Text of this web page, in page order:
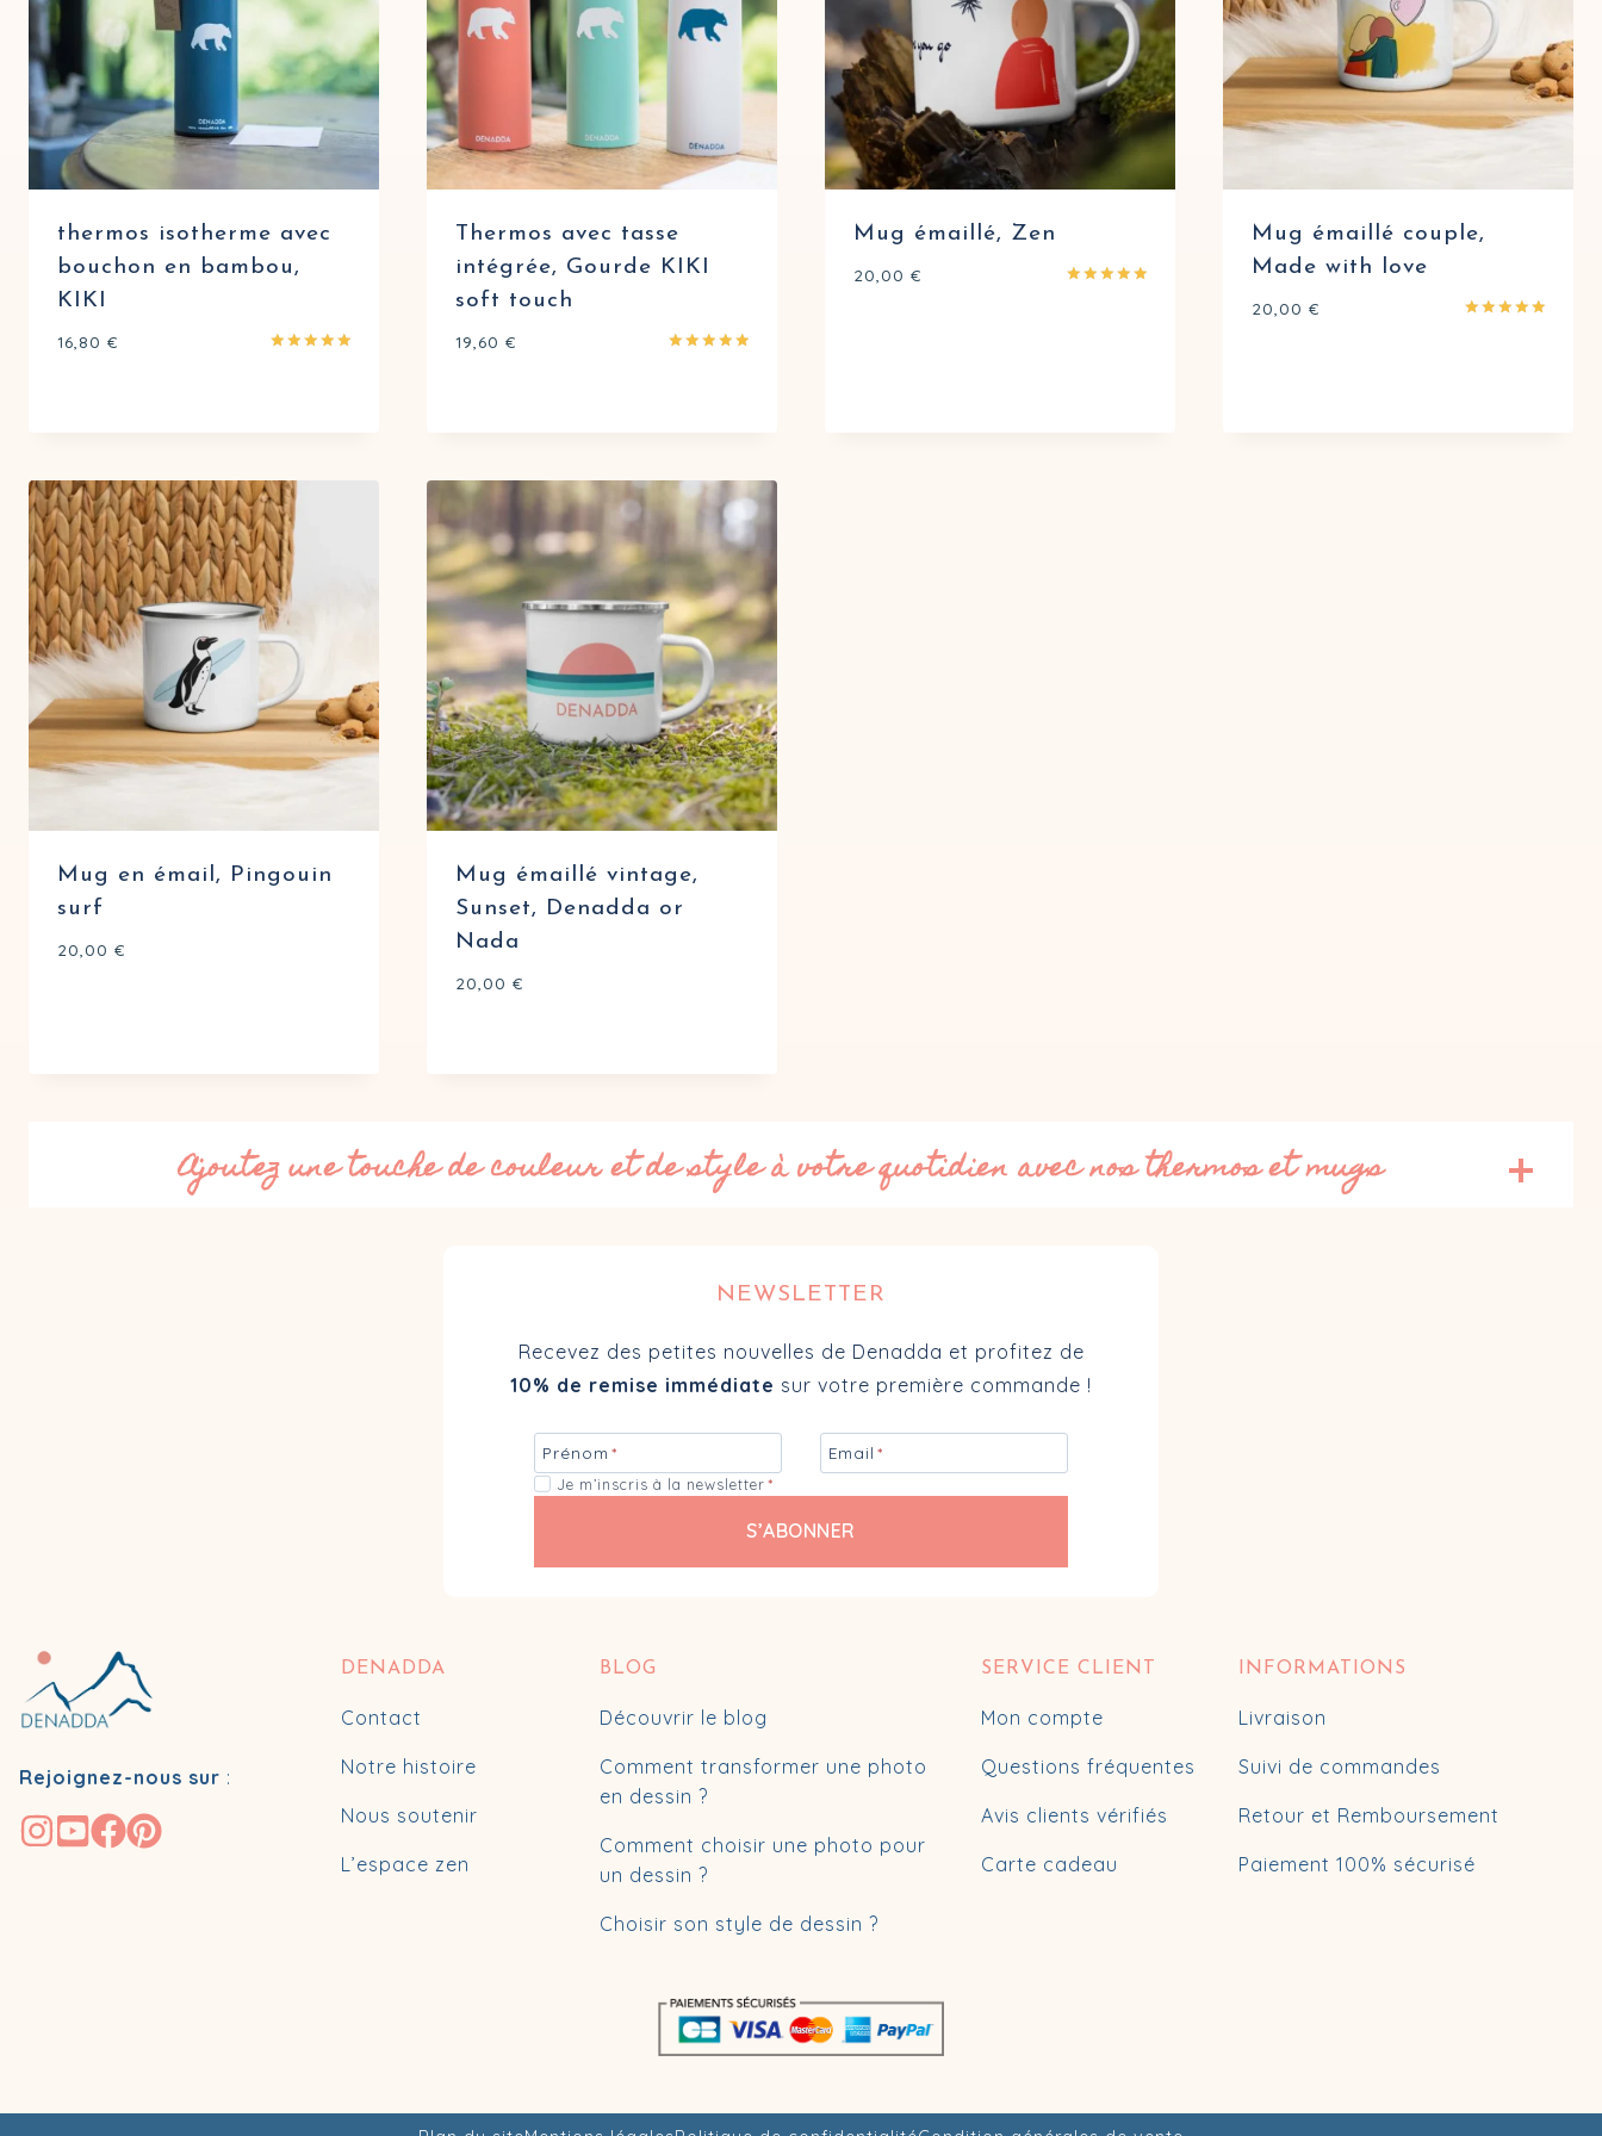
thermos isotherme avec
bouchon en bambou,
KIKI
16,80 €
Thermos avec tasse
intégrée, Gourde KIKI
soft touch
19,60 €
Mug émaillé, Zen
20,00 €
Mug émaillé couple,
Made with love
20,00 €
Mug en émail, Pingouin
surf
20,00 €
Mug émaillé vintage,
Sunset, Denadda or
Nada
20,00 €
Ajoutez une touche de couleur et de style à votre quotidien avec nos thermos et mugs
NEWSLETTER
Recevez des petites nouvelles de Denadda et profitez de
10% de remise immédiate sur votre première commande !
Prénom * Email *
Je m’inscris à la newsletter *
S’ABONNER
Rejoignez-nous sur :
DENADDA
Contact
Notre histoire
Nous soutenir
L’espace zen
BLOG
Découvrir le blog
Comment transformer une photo
en dessin ?
Comment choisir une photo pour
un dessin ?
Choisir son style de dessin ?
SERVICE CLIENT
Mon compte
Questions fréquentes
Avis clients vérifiés
Carte cadeau
INFORMATIONS
Livraison
Suivi de commandes
Retour et Remboursement
Paiement 100% sécurisé